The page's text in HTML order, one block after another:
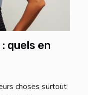
quels en
choses surtout